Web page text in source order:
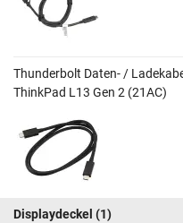
Thunderbolt Daten- /
ThinkPad L13 Gen 2 (21AC)
Displaydeckel (1)